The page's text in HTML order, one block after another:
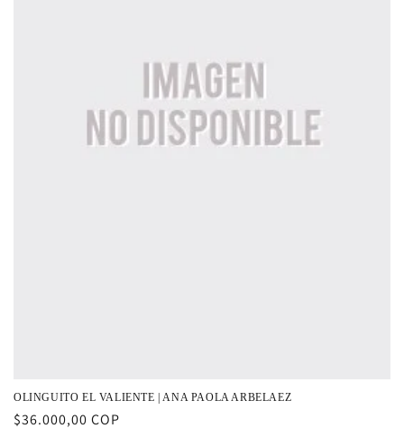
OLINGUITO EL VALIENTE | ANA PAOLA ARBELAEZ
Precio
$36.000,00 COP